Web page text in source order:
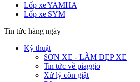
Lốp xe YAMHA
Lốp xe SYM
Tin tức hàng ngày
Kỹ thuật
SƠN XE - LÀM ĐẸP XE
Tin tức về piaggio
Xử lý côn giật